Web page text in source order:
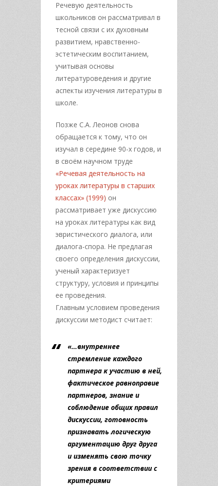
Речевую деятельность
школьников он рассматривал в
тесной связи с их духовным
развитием, нравственно-
эстетическим воспитанием,
учитывая основы
литературоведения и другие
аспекты изучения литературы в
школе.
Позже С.А. Леонов снова
обращается к тому, что он
изучал в середине 90-х годов, и
в своём научном труде
«Речевая деятельность на
уроках литературы в старших
классах» (1999) он
рассматривает уже дискуссию
на уроках литературы как вид
эвристического диалога, или
диалога-спора. Не предлагая
своего определения дискуссии,
ученый характеризует
структуру, условия и принципы
ее проведения.
Главным условием проведения
дискуссии методист считает:
«…внутреннее
стремление каждого
партнера к участию в ней,
фактическое равноправие
партнеров, знание и
соблюдение общих правил
дискуссии, готовность
признавать логическую
аргументацию друг друга
и изменять свою точку
зрения в соответствии с
критериями